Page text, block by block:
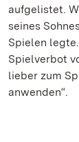
aufgelistet.
seines
Spielen
Spielverbot
lieber zum
anwenden“.